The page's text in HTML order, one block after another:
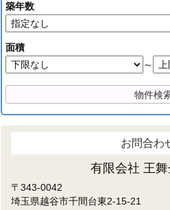
築年数
面積
～
お問合わ
有限会社 王
〒343-0042
埼玉県越谷市千間台東2-15-21